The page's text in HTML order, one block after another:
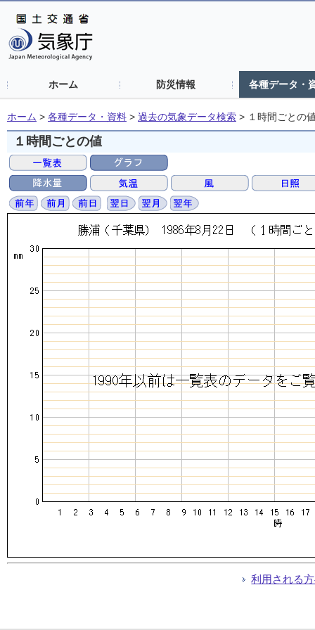
ホーム 防災情報 各種データ・
ホーム > 各種データ・資料 > 過去の気象データ検索 > １時間ごとの
１時間ごとの値
利用される